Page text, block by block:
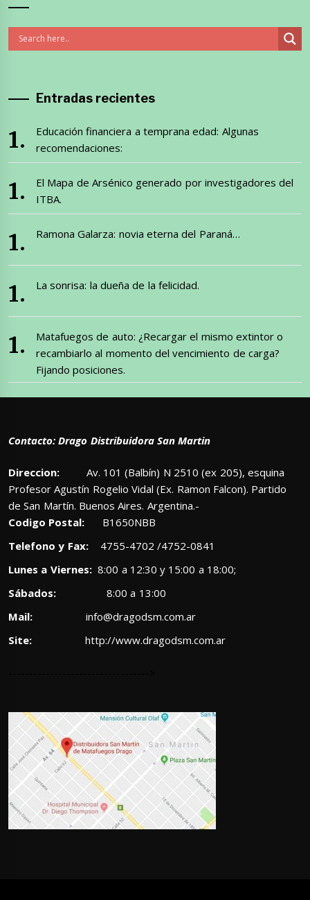
Entradas recientes
Educación financiera a temprana edad: Algunas
recomendaciones:
El Mapa de Arsénico generado por investigadores del
ITBA.
Ramona Galarza: novia eterna del Paraná…
La sonrisa: la dueña de la felicidad.
Matafuegos de auto: ¿Recargar el mismo extintor o
recambiarlo al momento del vencimiento de carga?
Fijando posiciones.
Contacto: Drago Distribuidora San Martin
Direccion: Av. 101 (Balbín) N 2510 (ex 205), esquina
Profesor Agustín Rogelio Vidal (Ex. Ramon Falcon). Partido
de San Martín. Buenos Aires. Argentina.-
Codigo Postal: B1650NBB
Telefono y Fax:4755-4702 /4752-0841
Lunes a Viernes:8:00 a 12:30 y 15:00 a 18:00;
Sábados: 8:00 a 13:00
Mail:
info@dragodsm.com.ar
Site:
http://www.dragodsm.com.ar